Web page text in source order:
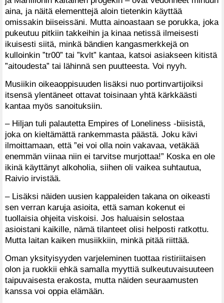
aina, ja näitä elementtejä aloin tietenkin käyttää
omissakin biiseissäni. Mutta ainoastaan se porukka, joka
pukeutuu pitkiin takkeihin ja kinaa netissä ilmeisesti
ikuisesti siitä, minkä bändien kangasmerkkejä on
kulloinkin ”tr00” tai ”kvlt” kantaa, katsoi asiak­seen kitistä
”aitoudesta” tai lähinnä sen puutteesta. Voi nyyh.
Musiikin oikeaoppisuuden lisäksi nuo portinvartijoiksi
itsensä ylentäneet ottavat toisinaan yhtä kärkkäästi
kantaa myös sanoituksiin.
– Hiljan tuli palautetta Empires of Loneliness -biisistä,
joka on kieltämättä rankemmasta päästä. Joku kävi
ilmoittamaan, että ”ei voi olla noin vakavaa, vetäkää
enemmän viinaa niin ei tarvitse murjottaa!” Koska en ole
ikinä käyttänyt alkoholia, siihen oli vaikea suhtautua,
Raivio irvistää.
– Lisäksi näiden uusien kappaleiden takana on oikeasti
sen verran karuja asioita, että saman kokenut ei
tuollaisia ohjeita viskoisi. Jos haluaisin selostaa
asioistani kaikille, nämä tilanteet olisi helposti ratkottu.
Mutta laitan kaiken musiikkiin, minkä pitää riittää.
Oman yksityisyyden varjeleminen tuottaa ristiriitaisen
olon ja ruokkii ehkä samalla myyttiä sulkeutuvaisuuteen
taipuvaisesta erakosta, mutta näiden seuraamusten
kanssa voi oppia elämään.